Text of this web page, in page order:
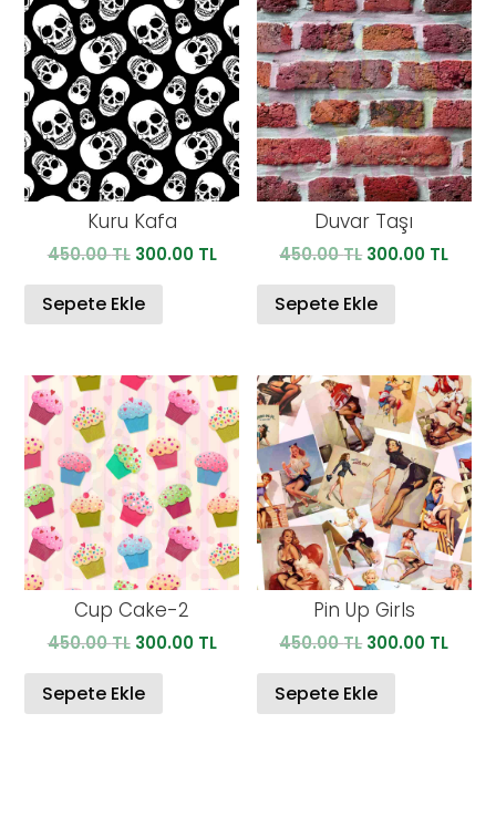
Kuru Kafa
450.00TL Orijinal
450.00 TL.
300.00 TLŞu
300.00 TL.
Sepete Ekle
Duvar Taşı
450.00TL Orijinal
450.00 TL.
300.00 TLŞu
Sepete Ekle
Cup Cake-2
450.00TL Orijinal
450.00 TL.
300.00 TLŞu
300.00 TL.
Sepete Ekle
Pin Up Girls
450.00TL Orijinal
450.00 TL.
300.00 TLŞu
Sepete Ekle